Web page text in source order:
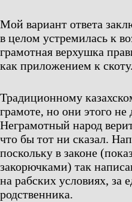
Мой вариант ответа
в целом устремилась к
грамотная верхушка
как приложением к скоту.
Традиционному
грамоте, но они этого
Неграмотный народ
что бы тот ни сказал.
поскольку в законе
закорючками) так
на рабских условиях, за
родственника.